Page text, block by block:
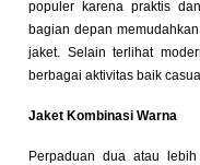
populer karena praktis
bagian depan
jaket. Selain terlihat
berbagai aktivitas baik
Jaket Kombinasi Warna
Perpaduan dua atau